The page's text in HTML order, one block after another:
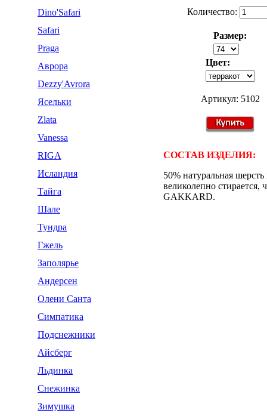
Dino'Safari
Safari
Praga
Аврора
Dezzy'Avrora
Ясельки
Zlata
Vanessa
RIGA
Исландия
Тайга
Шале
Тундра
Гжель
Заполярье
Андерсен
Олени Санта
Симпатика
Подснежники
Айсберг
Льдинка
Снежинка
Зимушка
Количество:
Размер:
Цвет:
Артикул: 5102
СОСТАВ ИЗДЕЛИЯ:
50% натуральная
великолепно
GAKKARD.